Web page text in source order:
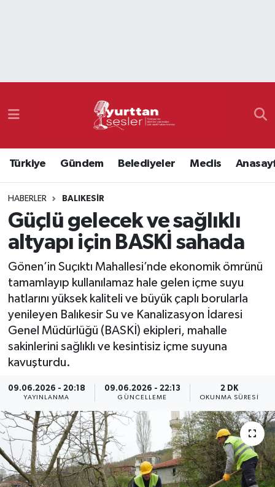
Türkiye Gündem Belediyeler Meclis
HABERLER BALIKESIR
Güçlü gelecek ve sağlıklı
altyapı için BASKİ sahada
Gönen’in Suçıktı Mahallesi’nde ekonomik ömrünü
tamamlayıp kullanılamaz hale gelen içme suyu
hatlarını yüksek kaliteli ve büyük çaplı borularla
yenileyen Balıkesir Su ve Kanalizasyon İdaresi
Genel Müdürlüğü (BASKİ) ekipleri, mahalle
sakinlerini sağlıklı ve kesintisiz içme suyuna
kavuşturdu.
09.06.2026 - 20:18
YAYINLANMA
09.06.2026 - 22:13
GÜNCELLEME
2 DK
OKUNMA SÜRESI
Namaz Vakitleri
Süper Lig Puan Durumu ve Fikstür
Tüm Manşetler
Son Dakika Haberleri
Haber Arşivi